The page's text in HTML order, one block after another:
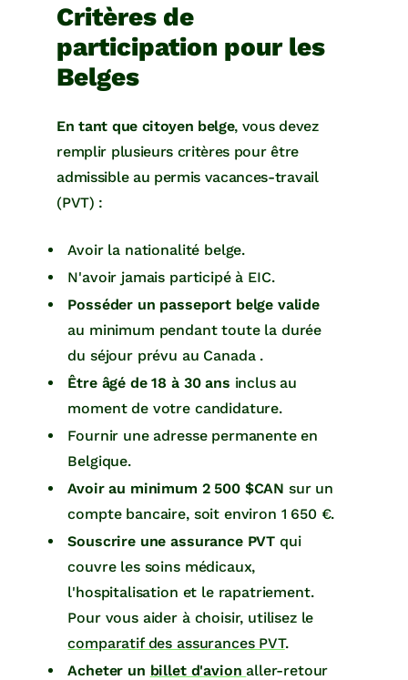
Critères de
participation pour les
Belges
En tant que citoyen belge, vous devez
remplir plusieurs critères pour être
admissible au permis vacances-travail
(PVT) :
Avoir la nationalité belge.
N'avoir jamais participé à EIC.
Posséder un passeport belge valide
au minimum pendant toute la durée
du séjour prévu au Canada .
Être âgé de 18 à 30 ans inclus au
moment de votre candidature.
Fournir une adresse permanente en
Belgique.
Avoir au minimum 2 500 $CAN sur un
compte bancaire, soit environ 1 650 €.
Souscrire une assurance PVT qui
couvre les soins médicaux,
l'hospitalisation et le rapatriement.
Pour vous aider à choisir, utilisez le
comparatif des assurances PVT.
Acheter un billet d'avion aller-retour